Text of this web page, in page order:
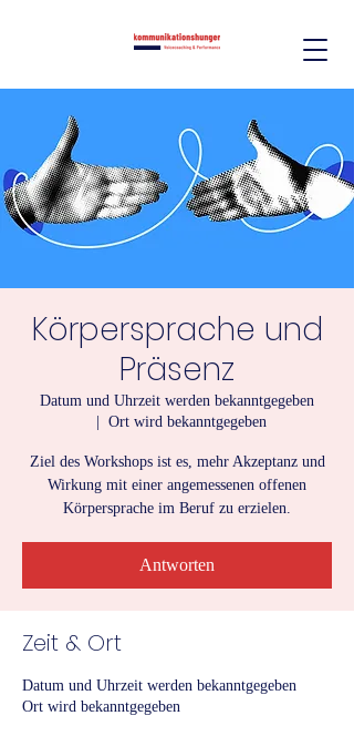
Körpersprache und
Präsenz
Datum und Uhrzeit werden bekanntgegeben
Ort wird bekanntgegeben
Ziel des Workshops ist es, mehr Akzeptanz und
Wirkung mit einer angemessenen offenen
Körpersprache im Beruf zu erzielen.
Antworten
Zeit & Ort
Datum und Uhrzeit werden bekanntgegeben
Ort wird bekanntgegeben